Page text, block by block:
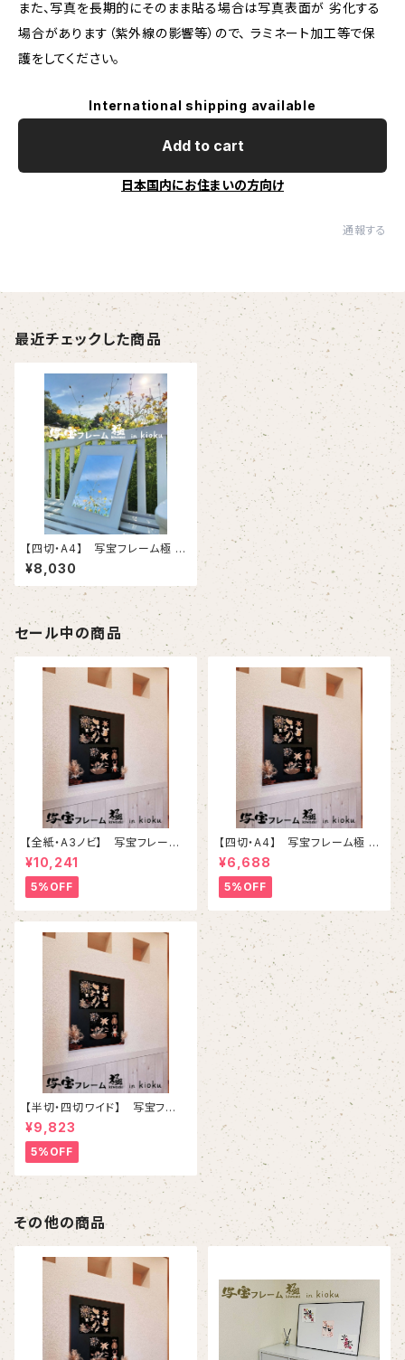
また、写真を長期的にそのまま貼る場合は写真表面が 劣化する
場合があります（紫外線の影響等）ので、 ラミネート加工等で保
護をしてください。
International shipping available
Add to cart
日本国内にお住まいの方向け
通報する
最近チェックした商品
【四切・A4】 写宝フレーム極 (
kiwami) in kioku-（ 小/ シル
バー ）
¥8,030
セール中の商品
【全紙・A3ノビ】 写宝フレーム
極 ( kiwami) in kioku-（ 大 /
ブラウン ）
¥10,241
5%OFF
【四切・A4】 写宝フレーム極 (
kiwami) in kioku-（ 小/ ブラ
ウン ）
¥6,688
5%OFF
【半切・四切ワイド】 写宝フレ
ーム極 ( kiwami) in kioku-（
中/ ブラウン）
¥9,823
5%OFF
その他の商品